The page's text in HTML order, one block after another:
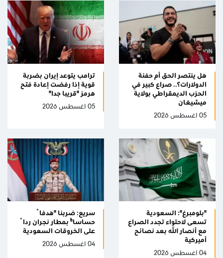
هل ينتصر الحق أم حفنة
الدولارات؟.. صراع كبير في
الحزب الديمقراطي بولاية
ميشيغان
05 اغسطس 2026
ترامب يتوعد إيران بضربة
قوية إذا رفضت إعادة فتح
هرمز "قريبا جدا"
05 اغسطس 2026
"بلومبرغ": السعودية
تسعى لاحتواء تجدد الصراع
مع أنصار الله بعد نصائح
أميركية
04 اغسطس 2026
سريع: ضربنا "هدفاً
حساساً" بمطار نجران رداً
على الخروقات السعودية
04 اغسطس 2026